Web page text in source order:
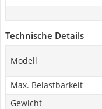
Technische Details
Modell
Max. Belastbarkeit
Gewicht